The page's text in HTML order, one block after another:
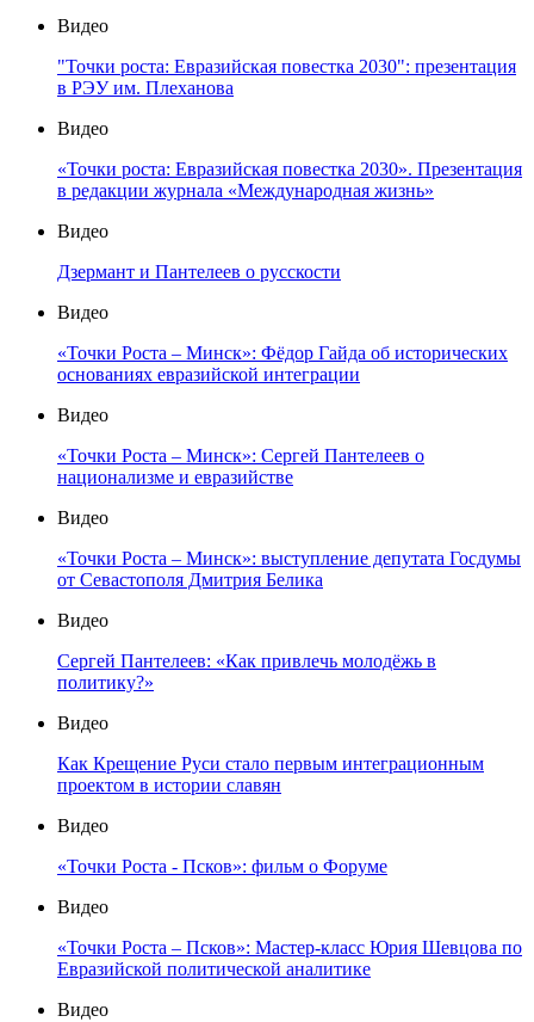
Видео
"Точки роста: Евразийская повестка 2030": презентация
в РЭУ им. Плеханова
Видео
«Точки роста: Евразийская повестка 2030». Презентация
в редакции журнала «Международная жизнь»
Видео
Дзермант и Пантелеев о русскости
Видео
«Точки Роста – Минск»: Фёдор Гайда об исторических
основаниях евразийской интеграции
Видео
«Точки Роста – Минск»: Сергей Пантелеев о
национализме и евразийстве
Видео
«Точки Роста – Минск»: выступление депутата Госдумы
от Севастополя Дмитрия Белика
Видео
Сергей Пантелеев: «Как привлечь молодёжь в
политику?»
Видео
Как Крещение Руси стало первым интеграционным
проектом в истории славян
Видео
«Точки Роста - Псков»: фильм о Форуме
Видео
«Точки Роста – Псков»: Мастер-класс Юрия Шевцова по
Евразийской политической аналитике
Видео